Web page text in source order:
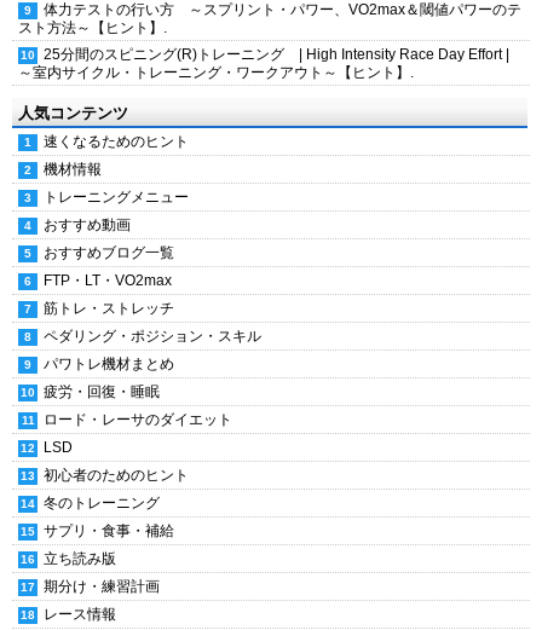
体力テストの行い方 ～スプリント・パワー、VO2max＆閾値パワーのテ
スト方法～【ヒント】.
25分間のスピニング(R)トレーニング | High Intensity Race Day Effort |
～室内サイクル・トレーニング・ワークアウト～【ヒント】.
人気コンテンツ
速くなるためのヒント
機材情報
トレーニングメニュー
おすすめ動画
おすすめブログ一覧
FTP・LT・VO2max
筋トレ・ストレッチ
ペダリング・ポジション・スキル
パワトレ機材まとめ
疲労・回復・睡眠
ロード・レーサのダイエット
LSD
初心者のためのヒント
冬のトレーニング
サプリ・食事・補給
立ち読み版
期分け・練習計画
レース情報